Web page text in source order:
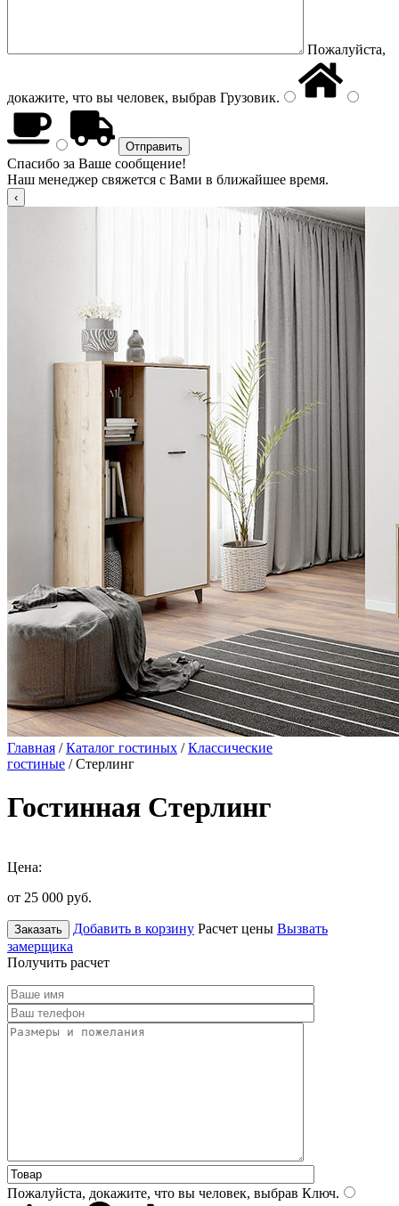
Пожалуйста,
докажите, что вы человек, выбрав Грузовик.
Спасибо за Ваше сообщение!
Наш менеджер свяжется с Вами в ближайшее время.
Главная /Каталог гостиных /Классические
гостиные / Стерлинг
Гостинная Стерлинг
Цена:
от 25 000 руб.
Заказать Добавить в корзину Расчет цены Вызвать
замерщика
Получить расчет
Пожалуйста, докажите, что вы человек, выбрав Ключ.